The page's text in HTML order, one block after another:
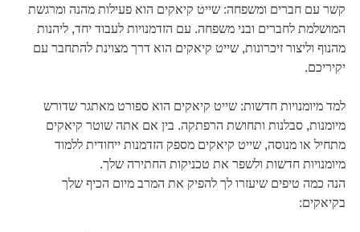
קשר עם חברים ומשפחה: שייט קיאקים הוא פעילות מהנה ומרגשת
המושלמת לחברים ובני משפחה. עם הזדמנויות לעבוד יחד, ליהנות
מהנוף וליצור זיכרונות, שייט קיאקים הוא דרך מצוינת להתחבר עם
יקיריכם.
למד מיומנויות חדשות: שייט קיאקים הוא ספורט מאתגר שדורש
מיומנות, סבלנות ותחושת הרפתקה. בין אם אתה שוטר קיאקים
מתחיל או מנוסה, שייט קיאקים מספק הזדמנות ייחודית ללמוד
מיומנויות חדשות ולשפר את טכניקות החתירה שלך.
הנה כמה טיפים שיעזרו לך להפיק את המרב מיום הכיף שלך
בקיאקים: